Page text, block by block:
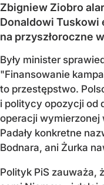
Zbigniew Ziobro
Donaldowi Tuskowi
na przyszłoroczne
Były minister
"Finansowanie
to przestępstwo.
i politycy opozycji od
operacji wymierzonej
Padały konkretne
Bodnara, ani Żurka
Polityk PiS zauważa,